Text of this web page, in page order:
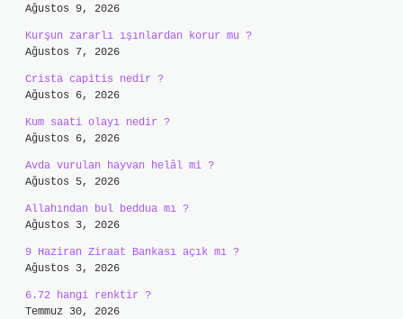
Ağustos 9, 2026
Kurşun zararlı ışınlardan korur mu ?
Ağustos 7, 2026
Crista capitis nedir ?
Ağustos 6, 2026
Kum saati olayı nedir ?
Ağustos 6, 2026
Avda vurulan hayvan helâl mi ?
Ağustos 5, 2026
Allahından bul beddua mı ?
Ağustos 3, 2026
9 Haziran Ziraat Bankası açık mı ?
Ağustos 3, 2026
6.72 hangi renktir ?
Temmuz 30, 2026